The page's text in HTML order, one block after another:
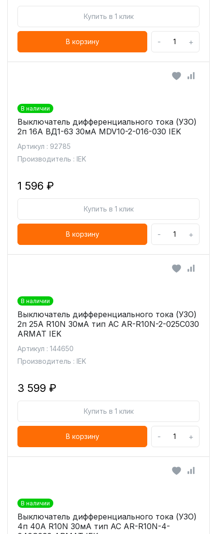
Купить в 1 клик
В корзину - +
В наличии
Выключатель дифференциального тока (УЗО)
2п 16А ВД1-63 30мА MDV10-2-016-030 IEK
Артикул : 92785
Производитель : IEK
1 596 ₽
Купить в 1 клик
В корзину - +
В наличии
Выключатель дифференциального тока (УЗО)
2п 25А R10N 30мА тип AC AR-R10N-2-025C030
ARMAT IEK
Артикул : 144650
Производитель : IEK
3 599 ₽
Купить в 1 клик
В корзину - +
В наличии
Выключатель дифференциального тока (УЗО)
4п 40А R10N 30мА тип AC AR-R10N-4-